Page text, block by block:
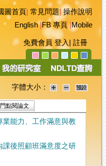
圖首頁 常見問題|操作說明
English|FB 專頁|Mobile
免費會員 登入 註冊
字體大小：
點閱論文
能力、工作滿意與教
課後照顧班滿意度之研